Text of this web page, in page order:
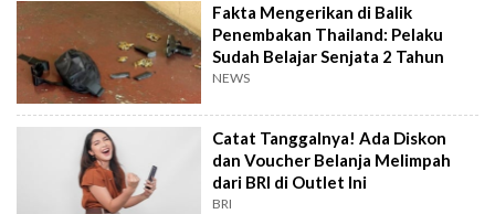
Fakta Mengerikan di Balik
Penembakan Thailand: Pelaku
Sudah Belajar Senjata 2 Tahun
NEWS
Catat Tanggalnya! Ada Diskon
dan Voucher Belanja Melimpah
dari BRI di Outlet Ini
BRI